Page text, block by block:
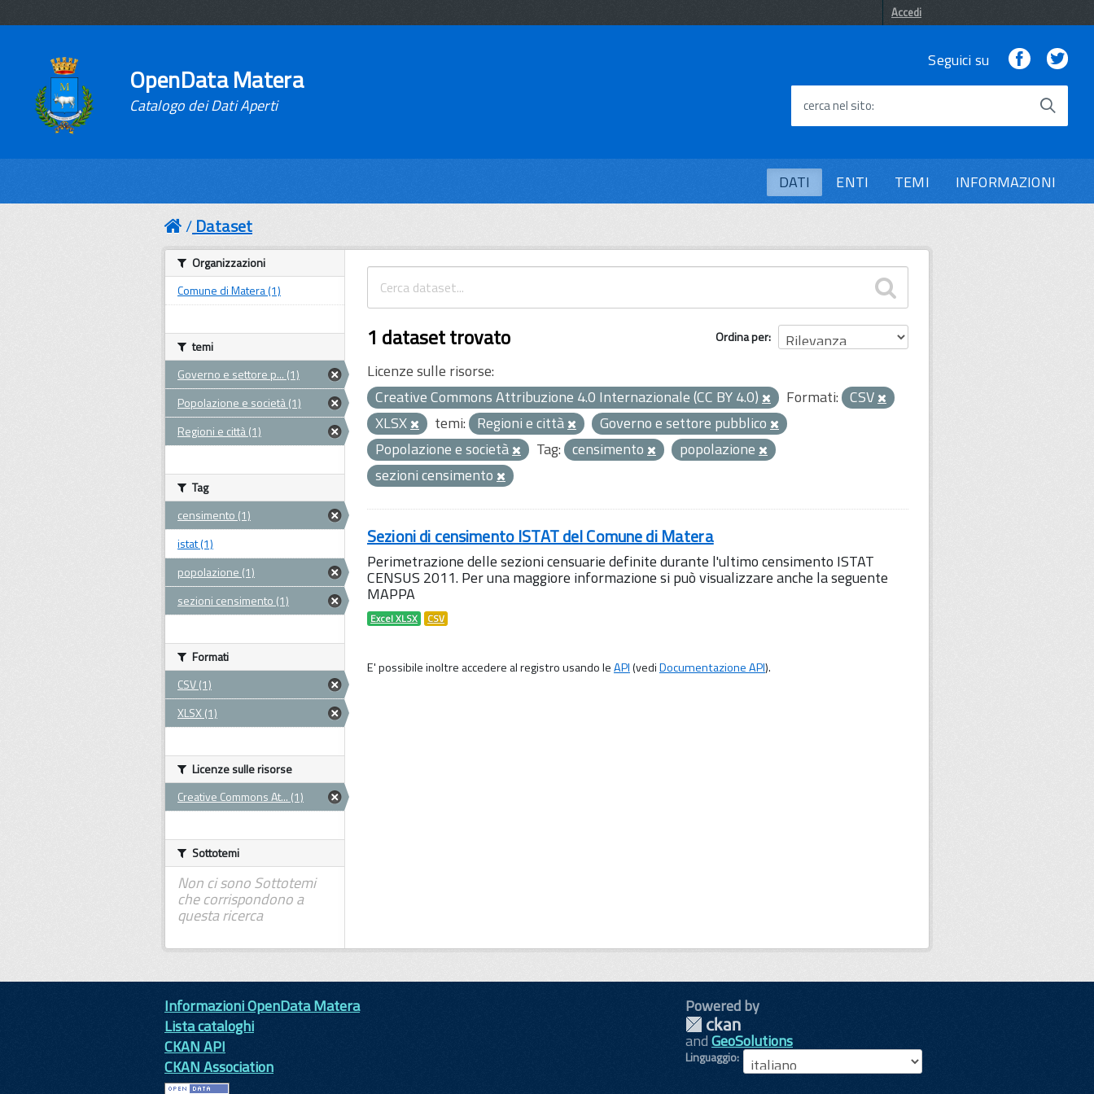
Accedi
OpenData Matera
Catalogo dei Dati Aperti
Seguici su Facebook
cerca nel sito
DATI ENTI TEMI INFORMAZIONI
Dataset
Ordina per
1 dataset trovato
Licenze sulle risorse:
Creative Commons Attribuzione 4.0 Internazionale (CC BY 4.0)
Formati: CSV
XLSX
temi: Regioni e città
Governo e settore pubblico
Popolazione e società
Tag: censimento
popolazione
sezioni censimento
Sezioni di censimento ISTAT del Comune di Matera
Perimetrazione delle sezioni censuarie definite durante l'ultimo censimento ISTAT
CENSUS 2011. Per una maggiore informazione si può visualizzare anche la seguente
MAPPA
Excel XLSX CSV
E' possibile inoltre accedere al registro usando leAPI(vediDocumentazione API).
Organizzazioni
Comune di Matera (1)
temi
Governo e settore p... (1)
Popolazione e società (1)
Regioni e città (1)
Tag
censimento (1)
istat (1)
popolazione (1)
sezioni censimento (1)
Formati
CSV (1)
XLSX (1)
Licenze sulle risorse
Creative Commons At... (1)
Sottotemi
Non ci sono Sottotemi
che corrispondono a
questa ricerca
Informazioni OpenData Matera
Lista cataloghi
CKAN API
CKAN Association
Powered by
andGeoSolutions
Linguaggio